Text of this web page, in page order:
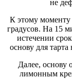
не
К этому моменту
градусов. На 15
истечении
основу для
Далее, основу
лимонным